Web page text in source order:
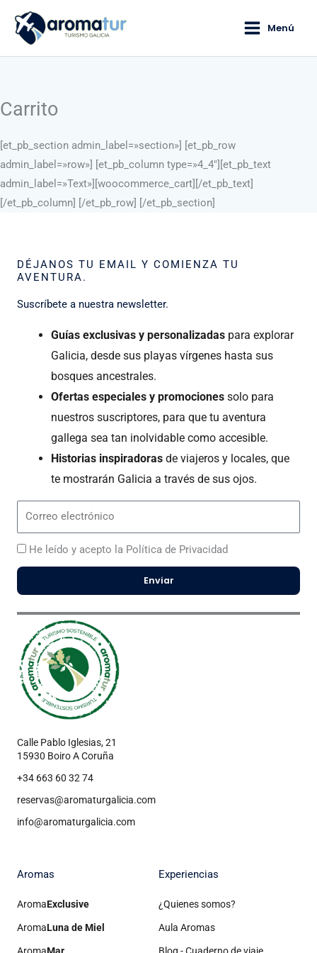
contenido
Menu
Menú
Carrito
[et_pb_section admin_label=»section»] [et_pb_row
admin_label=»row»] [et_pb_column type=»4_4″][et_pb_text
admin_label=»Text»] [woocommerce_cart] [/et_pb_text]
[/et_pb_column] [/et_pb_row] [/et_pb_section]
DÉJANOS TU EMAIL Y COMIENZA TU
AVENTURA.
Suscríbete a nuestra newsletter.
Guías exclusivas y personalizadas para explorar
Galicia, desde sus playas vírgenes hasta sus
bosques ancestrales.
Ofertas especiales y promociones solo para
nuestros suscriptores, para que tu aventura
gallega sea tan inolvidable como accesible.
Historias inspiradoras de viajeros y locales, que
te mostrarán Galicia a través de sus ojos.
Correo
He leído y acepto la Política de Privacidad
Enviar
Calle Pablo Iglesias, 21
15930 Boiro A Coruña
+34 663 60 32 74
reservas@aromaturgalicia.com
info@aromaturgalicia.com
Aromas
AromaExclusive
AromaLuna de Miel
Experiencias
¿Quienes somos?
Aula Aromas